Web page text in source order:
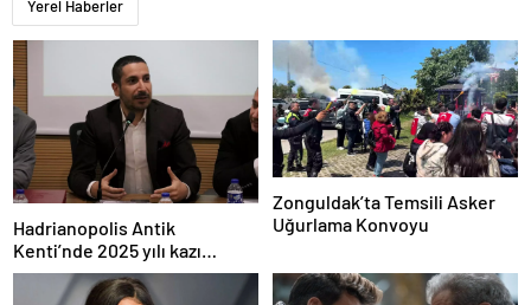
Yerel Haberler
Hadrianopolis Antik
Kenti’nde 2025 yılı kazı
sezonu başladı
Zonguldak’ta Temsili Asker
Uğurlama Konvoyu